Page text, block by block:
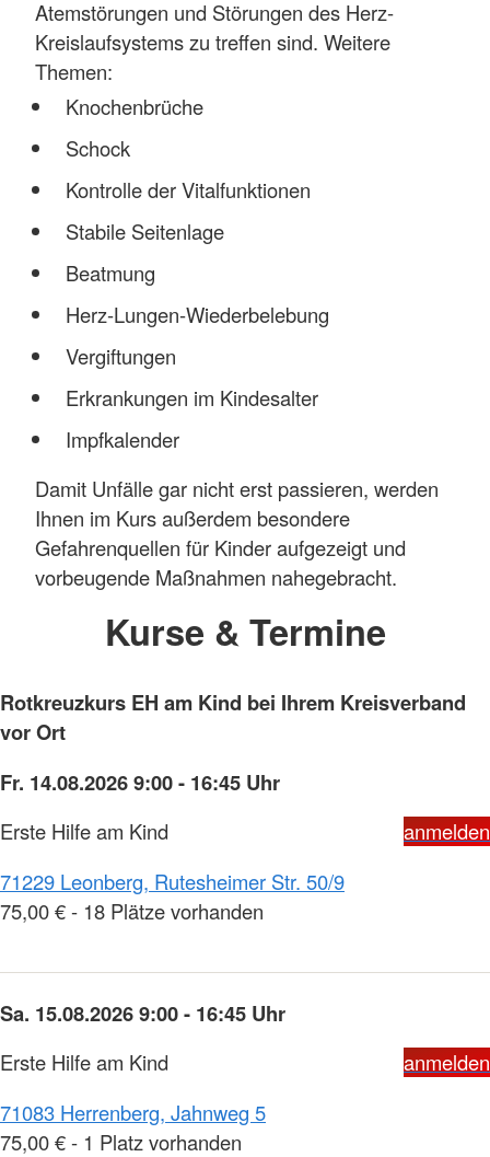
Atemstörungen und Störungen des Herz-
Kreislaufsystems zu treffen sind. Weitere
Themen:
Knochenbrüche
Schock
Kontrolle der Vitalfunktionen
Stabile Seitenlage
Beatmung
Herz-Lungen-Wiederbelebung
Vergiftungen
Erkrankungen im Kindesalter
Impfkalender
Damit Unfälle gar nicht erst passieren, werden
Ihnen im Kurs außerdem besondere
Gefahrenquellen für Kinder aufgezeigt und
vorbeugende Maßnahmen nahegebracht.
Kurse & Termine
Rotkreuzkurs EH am Kind bei Ihrem Kreisverband
vor Ort
Fr. 14.08.2026 9:00 - 16:45 Uhr
Erste Hilfe am Kind
anmelden
71229 Leonberg, Rutesheimer Str. 50/9
75,00 € - 18 Plätze vorhanden
Sa. 15.08.2026 9:00 - 16:45 Uhr
Erste Hilfe am Kind
anmelden
71083 Herrenberg, Jahnweg 5
75,00 € - 1 Platz vorhanden